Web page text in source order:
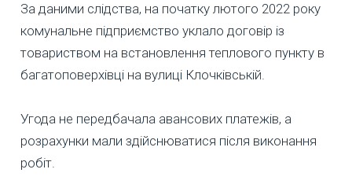
За даними слідства, на початку лютого 2022 року
комунальне підприємство уклало договір із
товариством на встановлення теплового пункту в
багатоповерхівці на вулиці Клочківській.
Угода не передбачала авансових платежів, а
розрахунки мали здійснюватися після виконання
робіт.